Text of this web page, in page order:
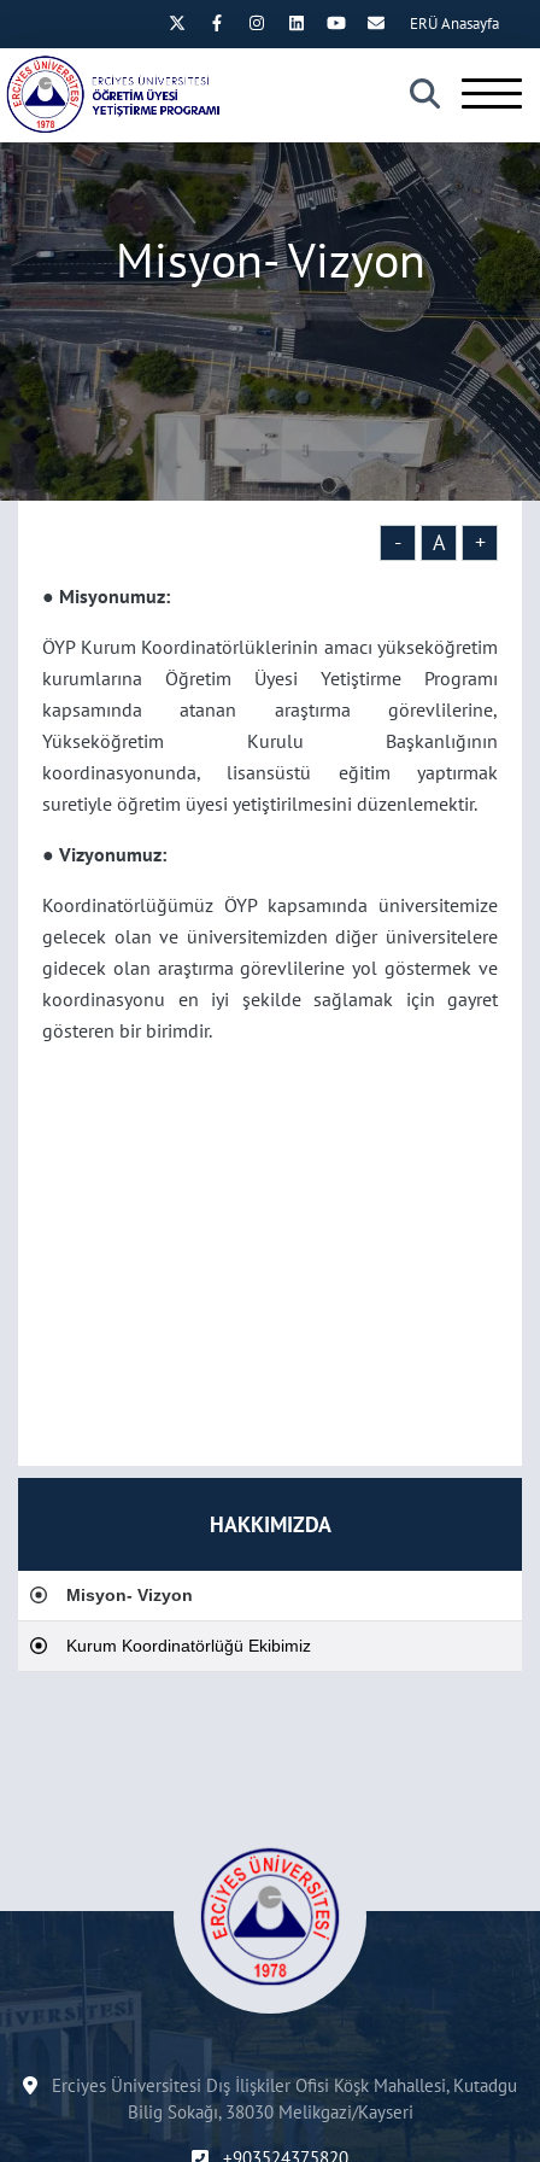
×
ERÜ Anasayfa
Misyon- Vizyon
HAKKIMIZDA
Misyon- Vizyon
Kurum Koordinatörlüğü Ekibimiz
- A +
● Misyonumuz:
ÖYP Kurum Koordinatörlüklerinin amacı yükseköğretim
kurumlarına Öğretim Üyesi Yetiştirme Programı
kapsamında atanan araştırma görevlilerine,
Yükseköğretim Kurulu Başkanlığının
koordinasyonunda, lisansüstü eğitim yaptırmak
suretiyle öğretim üyesi yetiştirilmesini düzenlemektir.
● Vizyonumuz:
Koordinatörlüğümüz ÖYP kapsamında üniversitemize
gelecek olan ve üniversitemizden diğer üniversitelere
gidecek olan araştırma görevlilerine yol göstermek ve
koordinasyonu en iyi şekilde sağlamak için gayret
gösteren bir birimdir.
Erciyes Üniversitesi Dış İlişkiler Ofisi Köşk Mahallesi, Kutadgu
Bilig Sokağı, 38030 Melikgazi/Kayseri